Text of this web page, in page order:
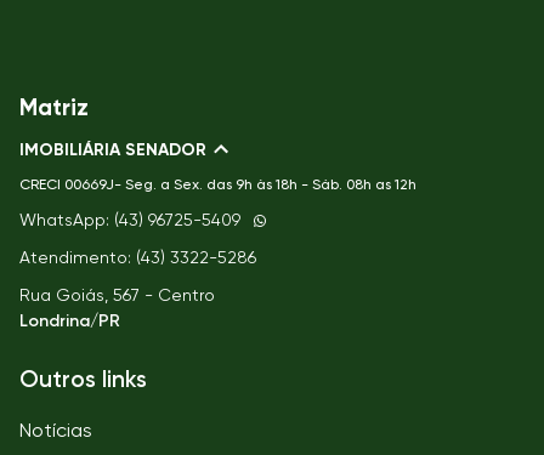
Matriz
IMOBILIÁRIA SENADOR
CRECI 00669J- Seg. a Sex. das 9h às 18h - Sáb. 08h as 12h
WhatsApp: (43) 96725-5409
Atendimento: (43) 3322-5286
Rua Goiás, 567 - Centro
Londrina/PR
Outros links
Notícias